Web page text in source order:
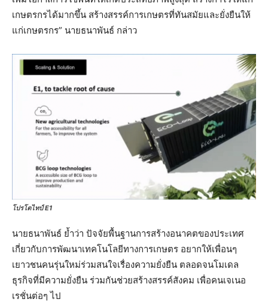
เกษตรกรได้มากขึ้น สร้างสรรค์การเกษตรที่ทันสมัยและยั่งยืนให้
แก่เกษตรกร” นายธนาพันธ์ กล่าว
โปรโตไทป์ E1
นายธนาพันธ์ ย้ำว่า ปัจจัยพื้นฐานการสร้างอนาคตของประเทศ
เกี่ยวกับการพัฒนาเทคโนโลยีทางการเกษตร อยากให้เพื่อนๆ
เยาวชนคนรุ่นใหม่ร่วมสนใจเรื่องความยั่งยืน ตลอดจนโมเดล
ธุรกิจที่มีความยั่งยืน ร่วมกันช่วยสร้างสรรค์สังคม เพื่อคนเจเนอ
เรชั่นต่อๆ ไป